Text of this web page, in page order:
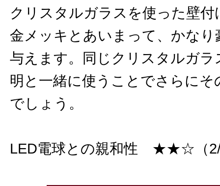
クリスタルガラスを使った壁付
金メッキとあいまって、かなり
与えます。同じクリスタルガラ
明と一緒に使うことでさらにそ
でしょう。
LED電球との親和性 ★★☆（